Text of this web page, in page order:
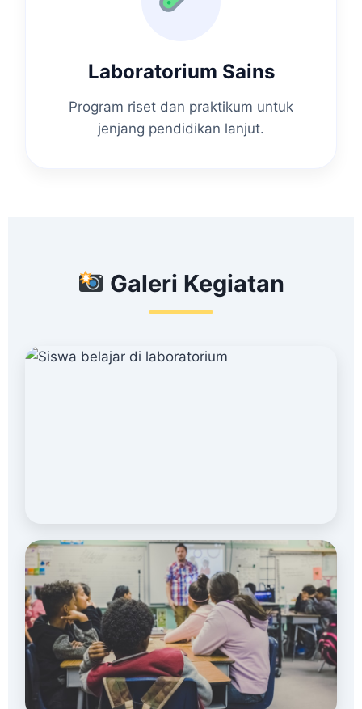
Laboratorium Sains
Program riset dan praktikum untuk
jenjang pendidikan lanjut.
Galeri Kegiatan